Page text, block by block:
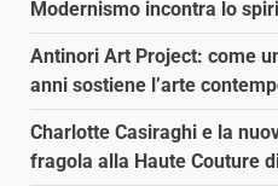
Modernismo incontra lo
Antinori Art Project: come
anni sostiene l’arte
Charlotte Casiraghi e la
fragola alla Haute Couture